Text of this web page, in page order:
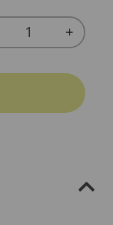
Quantity
+